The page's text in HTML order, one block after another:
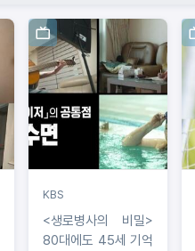
KBS
<생로병사의 비밀>
80대에도 45세 기억